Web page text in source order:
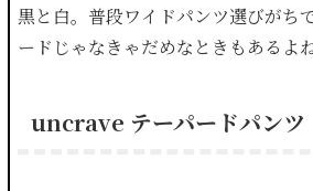
黒と白。普段ワイドパンツ選びがち
ードじゃなきゃだめなときもあるよね
uncrave テーパードパンツ